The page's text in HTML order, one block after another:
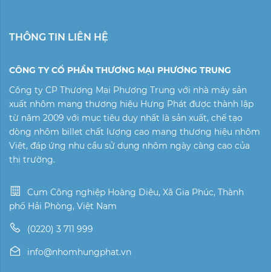
THÔNG TIN LIÊN HỆ
CÔNG TY CỔ PHẦN THƯƠNG MẠI PHƯƠNG TRUNG
Công ty CP Thương Mại Phương Trung với nhà máy sản
xuất nhôm mang thương hiệu Hưng Phát được thành lập
từ năm 2009 với mục tiêu duy nhất là sản xuất, chế tạo
dòng nhôm billet chất lượng cao mang thương hiệu nhôm
Việt, đáp ứng nhu cầu sử dụng nhôm ngày càng cao của
thị trường.
Cụm Công nghiệp Hoàng Diệu, Xã Gia Phúc, Thành
phố Hải Phòng, Việt Nam
(0220) 3 711 999
info@nhomhungphat.vn